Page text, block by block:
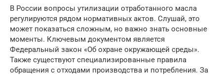
В России вопросы утилизации отработанного масла
регулируются рядом нормативных актов. Слушай, это
может показаться сложным, но важно знать основные
моменты. Ключевым документом является
Федеральный закон «Об охране окружающей среды».
Также существуют специализированные правила
обращения с отходами производства и потребления. За